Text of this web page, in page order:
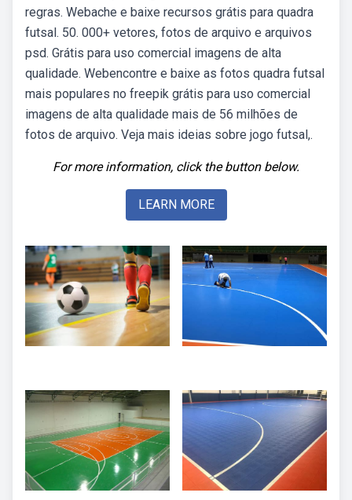
regras. Webache e baixe recursos grátis para quadra
futsal. 50. 000+ vetores, fotos de arquivo e arquivos
psd. Grátis para uso comercial imagens de alta
qualidade. Webencontre e baixe as fotos quadra futsal
mais populares no freepik grátis para uso comercial
imagens de alta qualidade mais de 56 milhões de
fotos de arquivo. Veja mais ideias sobre jogo futsal,.
For more information, click the button below.
LEARN MORE